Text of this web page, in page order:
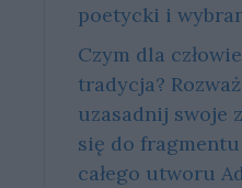
po­etyc­ki i
Czym dla
tradycja?
uzasadnij swoje
się do fragmentu
całego utworu